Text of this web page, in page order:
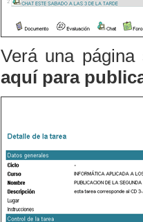
Verá una
aquí para